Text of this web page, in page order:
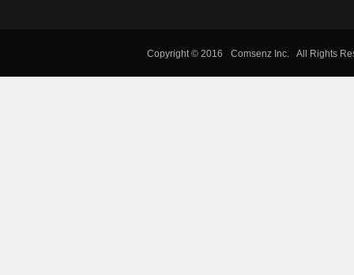
Copyright © 2016 Comsenz Inc. All Rights